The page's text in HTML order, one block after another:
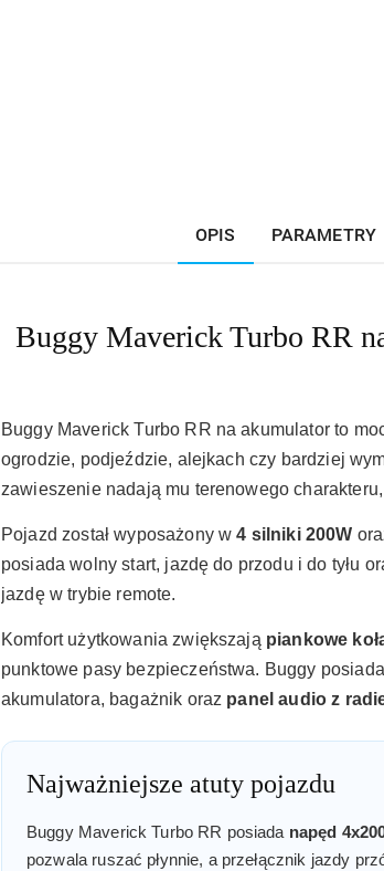
OPIS PARAMETRY
Buggy Maverick Turbo RR
Buggy Maverick Turbo RR na akumulator to
ogrodzie, podjeździe, alejkach czy bardziej
zawieszenie nadają mu terenowego
Pojazd został wyposażony w4 silniki 200W
posiada wolny start, jazdę do przodu i do tyłu
jazdę w trybie remote.
Komfort użytkowania zwiększają piankowe
punktowe pasy bezpieczeństwa. Buggy
akumulatora, bagażnik oraz panel audio z
Najważniejsze atuty pojazdu
Buggy Maverick Turbo RR posiada napęd
pozwala ruszać płynnie, a przełącznik jazdy